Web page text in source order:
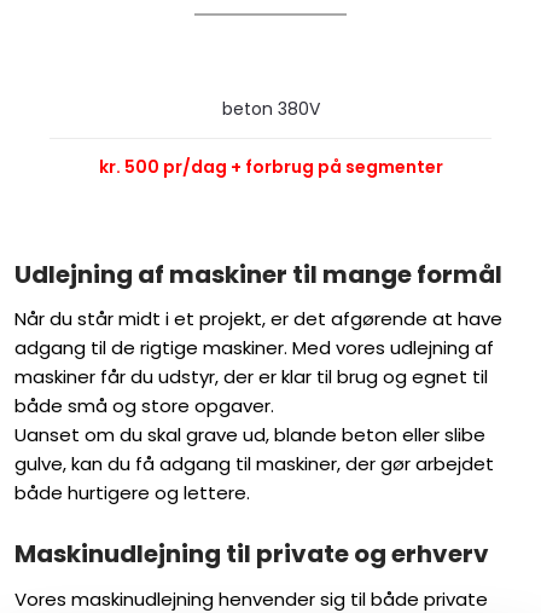
beton 380V
kr. 500 pr/dag + forbrug på segmenter
Udlejning af maskiner til mange formål
Når du står midt i et projekt, er det afgørende at have
adgang til de rigtige maskiner. Med vores udlejning af
maskiner får du udstyr, der er klar til brug og egnet til
både små og store opgaver.
Uanset om du skal grave ud, blande beton eller slibe
gulve, kan du få adgang til maskiner, der gør arbejdet
både hurtigere og lettere.
Maskinudlejning til private og erhverv
Vores maskinudlejning henvender sig til både private